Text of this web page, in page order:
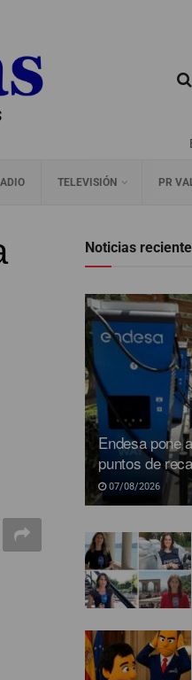
TELEVISIÓN PR
Noticias
Endesa pone
puntos de
07/08/2026